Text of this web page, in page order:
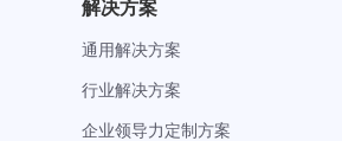
解决方案
通用解决方案
行业解决方案
企业领导力定制方案